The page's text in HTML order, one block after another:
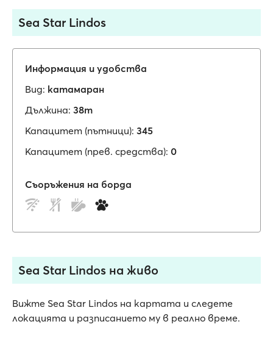
Sea Star Lindos
Информация и удобства
Вид: катамаран
Дължина: 38m
Капацитет (пътници): 345
Капацитет (прев. средства): 0
Съоръжения на борда
Sea Star Lindos на живо
Вижте Sea Star Lindos на картата и следете
локацията и разписанието му в реално време.